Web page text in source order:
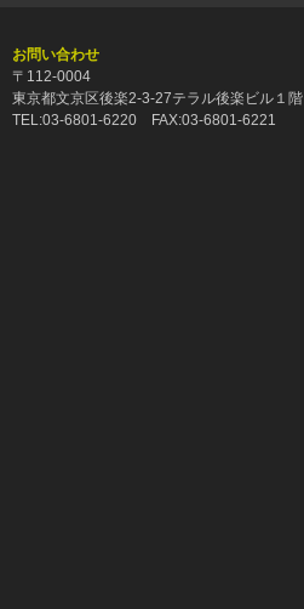
お問い合わせ
〒112-0004
東京都文京区後楽2-3-27テラル後楽ビル１階
TEL:03-6801-6220 FAX:03-6801-6221